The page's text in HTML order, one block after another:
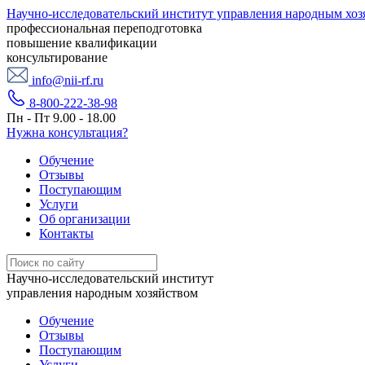
Научно-исследовательский институт управления народным
профессиональная переподготовка
повышение квалификации
консультирование
info@nii-rf.ru
8-800-222-38-98
Пн - Пт 9.00 - 18.00
Нужна консультация?
Обучение
Отзывы
Поступающим
Услуги
Об организации
Контакты
Научно-исследовательский институт
управления народным хозяйством
Обучение
Отзывы
Поступающим